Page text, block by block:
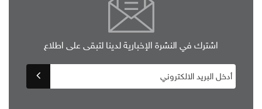
اشترك في النشرة الإخبارية لدينا لتبقى على اطلاع